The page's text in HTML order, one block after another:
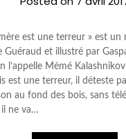
est une terreur » est un
Guéraud et illustré par
l’appelle Mémé
est une terreur, il déteste
au fond des bois, sans
ne va…